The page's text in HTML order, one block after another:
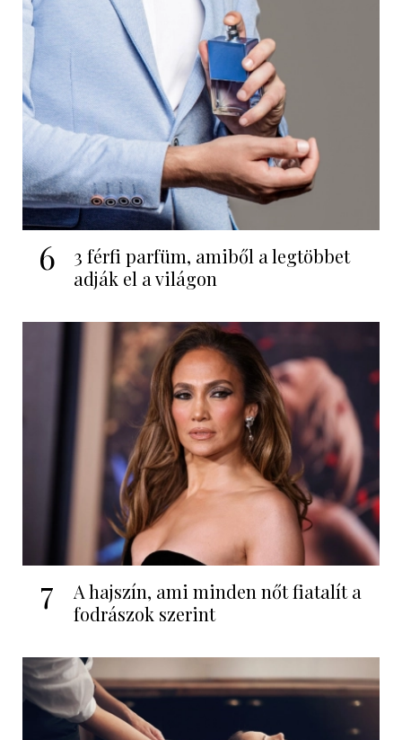
6
3 férfi parfüm, amiből a legtöbbet
adják el a világon
7
A hajszín, ami minden nőt fiatalít a
fodrászok szerint